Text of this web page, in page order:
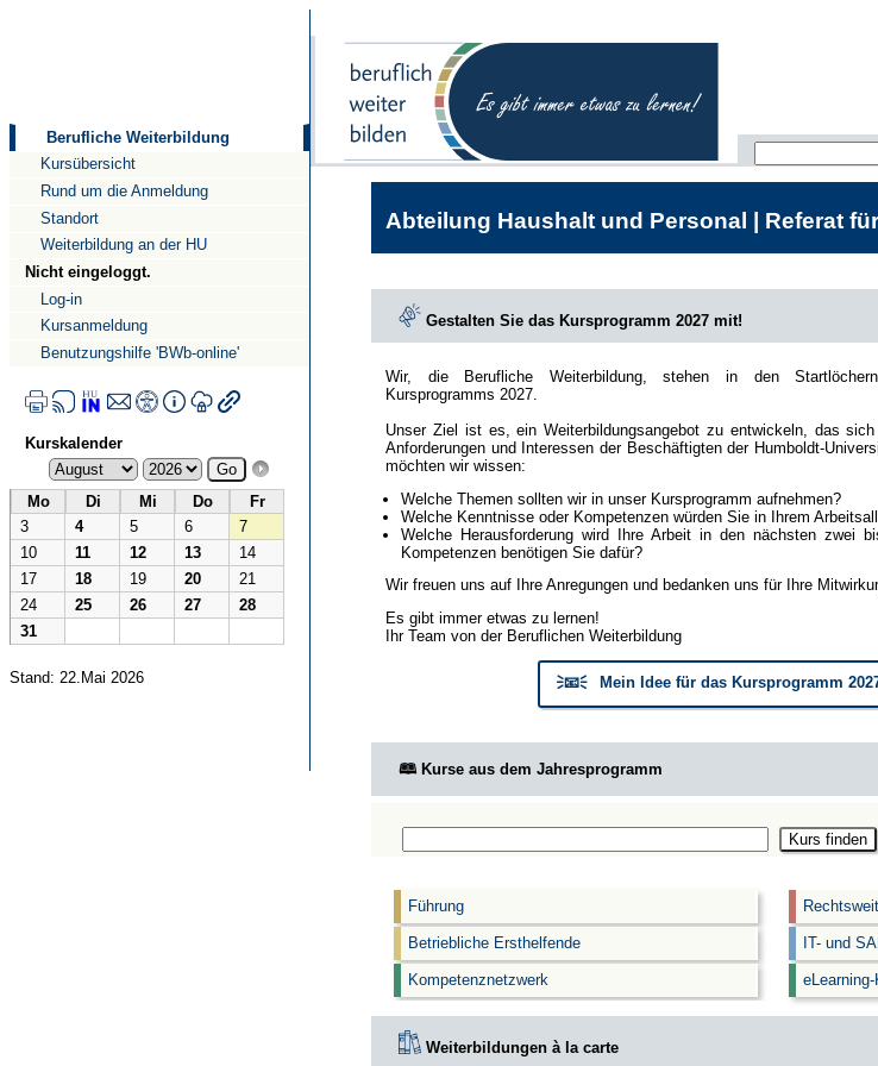
Berufliche Weiterbildung
Kursübersicht
Rund um die Anmeldung
Standort
Weiterbildung an der HU
Nicht eingeloggt.
Log-in
Kursanmeldung
Benutzungshilfe 'BWb-online'
Kurskalender
Mo Di Mi Do
Fr
3
4 5 6
7
10
11 12 13
14
17
18 19 20
21
24
25 26 27
28
31
Stand: 22.Mai 2026
Abteilung Haushalt und Personal | Referat
Gestalten Sie das Kursprogramm 2027 mit!
Wir, die Berufliche Weiterbildung, stehen in den
Kursprogramms 2027.
Unser Ziel ist es, ein Weiterbildungsangebot zu entwickeln, das
Anforderungen und Interessen der Beschäftigten der Humboldt-
möchten wir wissen:
Welche Themen sollten wir in unser Kursprogramm aufnehmen?
Welche Kenntnisse oder Kompetenzen würden Sie in Ihrem
Welche Herausforderung wird Ihre Arbeit in den nächsten zwei
Kompetenzen benötigen Sie dafür?
Wir freuen uns auf Ihre Anregungen und bedanken uns für Ihre
Es gibt immer etwas zu lernen!
Ihr Team von der Beruflichen Weiterbildung
🗦📧🗧 Mein Idee für das Kursprogramm
🕮 Kurse aus dem Jahresprogramm
Führung
Betriebliche Ersthelfende
Kompetenznetzwerk
IT- und
Weiterbildungen à la carte